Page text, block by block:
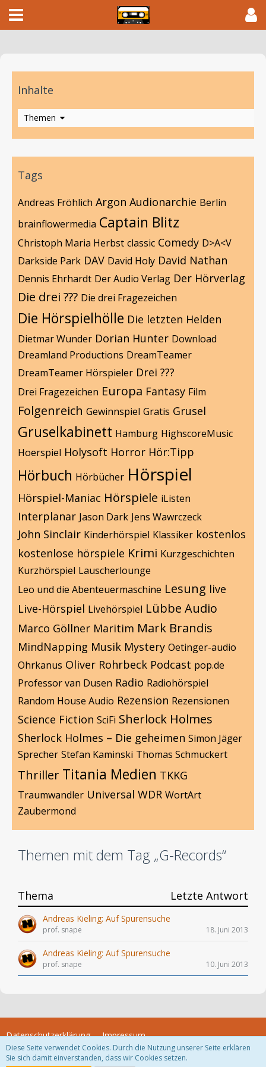
Inhalte
Themen
Tags
Andreas Fröhlich Argon Audionarchie Berlin
brainflowermedia Captain Blitz
Christoph Maria Herbst classic Comedy D>A<V
Darkside Park DAV David Holy David Nathan
Dennis Ehrhardt Der Audio Verlag Der Hörverlag
Die drei ??? Die drei Fragezeichen
Die Hörspielhölle Die letzten Helden
Dietmar Wunder Dorian Hunter Download
Dreamland Productions DreamTeamer
DreamTeamer Hörspieler Drei ???
Drei Fragezeichen Europa Fantasy Film
Folgenreich Gewinnspiel Gratis Grusel
Gruselkabinett Hamburg HighscoreMusic
Hoerspiel Holysoft Horror Hör:Tipp
Hörbuch Hörbücher Hörspiel
Hörspiel-Maniac Hörspiele iListen
Interplanar Jason Dark Jens Wawrczeck
John Sinclair Kinderhörspiel Klassiker kostenlos
kostenlose hörspiele Krimi Kurzgeschichten
Kurzhörspiel Lauscherlounge
Leo und die Abenteuermaschine Lesung live
Live-Hörspiel Livehörspiel Lübbe Audio
Marco Göllner Maritim Mark Brandis
MindNapping Musik Mystery Oetinger-audio
Ohrkanus Oliver Rohrbeck Podcast pop.de
Professor van Dusen Radio Radiohörspiel
Random House Audio Rezension Rezensionen
Science Fiction SciFi Sherlock Holmes
Sherlock Holmes – Die geheimen Simon Jäger
Sprecher Stefan Kaminski Thomas Schmuckert
Thriller Titania Medien TKKG
Traumwandler Universal WDR WortArt
Zaubermond
Themen mit dem Tag „G-Records“
Thema Letzte Antwort
Andreas Kieling: Auf Spurensuche
prof. snape 18. Juni 2013
Andreas Kieling: Auf Spurensuche
prof. snape 10. Juni 2013
Datenschutzerklärung Impressum
Diese Seite verwendet Cookies. Durch die Nutzung unserer Seite erklären
Sie sich damit einverstanden, dass wir Cookies setzen.